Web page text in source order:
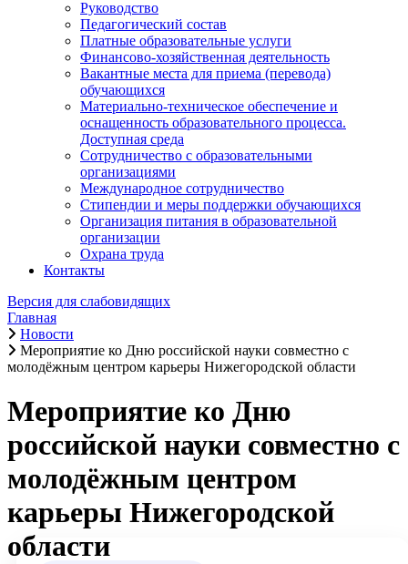
Руководство
Педагогический состав
Платные образовательные услуги
Финансово-хозяйственная деятельность
Вакантные места для приема (перевода)
обучающихся
Материально-техническое обеспечение и
оснащенность образовательного процесса.
Доступная среда
Сотрудничество с образовательными
организациями
Международное сотрудничество
Стипендии и меры поддержки обучающихся
Организация питания в образовательной
организации
Охрана труда
Контакты
Версия для слабовидящих
Главная
Новости
Мероприятие ко Дню российской науки совместно с
молодёжным центром карьеры Нижегородской области
Мероприятие ко Дню
российской науки совместно с
молодёжным центром
карьеры Нижегородской
области